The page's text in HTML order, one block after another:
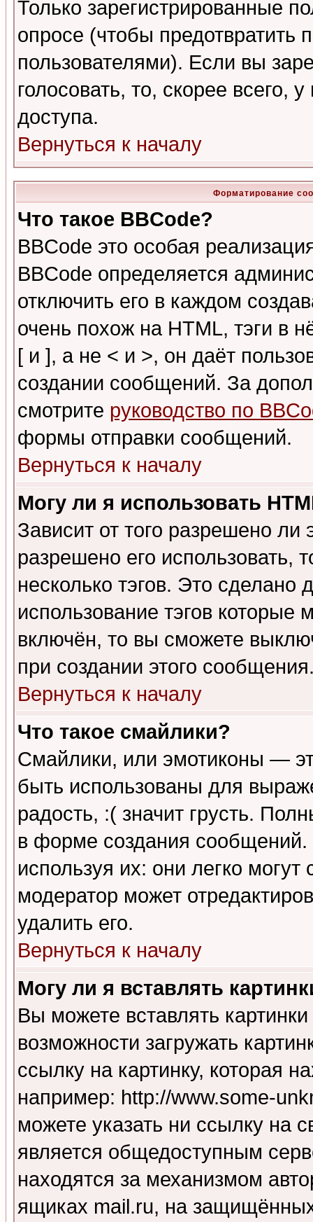
Только зарегистрированные
опросе (чтобы предотвратить
пользователями). Если вы
голосовать, то, скорее всего,
доступа.
Вернуться к началу
Форматирование
Что такое BBCode?
BBCode это особая
BBCode определяется
отключить его в каждом
очень похож на HTML, тэги в
[ и ], а не < и >, он даёт
создании сообщений. За
смотрите руководство по
формы отправки сообщений.
Вернуться к началу
Могу ли я использовать
Зависит от того разрешено
разрешено его использовать,
несколько тэгов. Это сделано
использование тэгов
включён, то вы сможете
при создании этого
Вернуться к началу
Что такое смайлики?
Смайлики, или эмотиконы —
быть использованы для
радость, :( значит грусть.
в форме создания сообщений.
используя их: они легко
модератор может
удалить его.
Вернуться к началу
Могу ли я вставлять
Вы можете вставлять
возможности загружать
ссылку на картинку, которая
например: http://www.some-
можете указать ни ссылку на
является общедоступным
находятся за механизмом
ящиках mail.ru, на